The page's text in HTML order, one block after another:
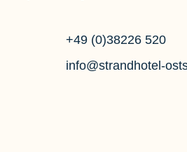
+49 (0)38226 520
info@strandhotel-